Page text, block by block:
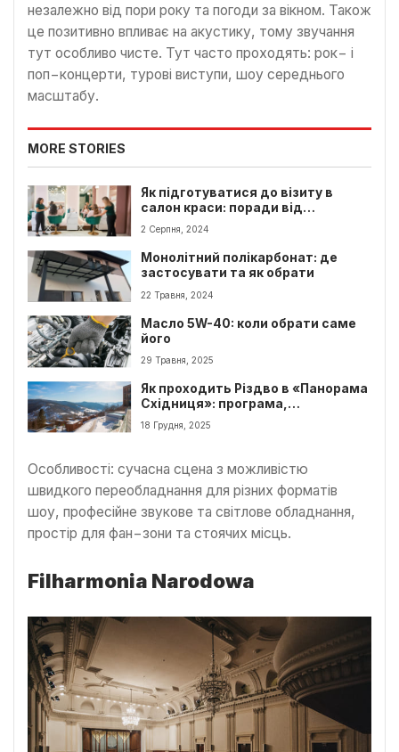
незалежно від пори року та погоди за вікном. Також
це позитивно впливає на акустику, тому звучання
тут особливо чисте. Тут часто проходять: рок− і
поп−концерти, турові виступи, шоу середнього
масштабу.
MORE STORIES
Як підготуватися до візиту в
салон краси: поради від
професіоналів
2 Серпня, 2024
Монолітний полікарбонат: де
застосувати та як обрати
22 Травня, 2024
Масло 5W-40: коли обрати саме
його
29 Травня, 2025
Як проходить Різдво в «Панорама
Східниця»: програма,
атмосфера, враження
18 Грудня, 2025
Особливості: сучасна сцена з можливістю
швидкого переобладнання для різних форматів
шоу, професійне звукове та світлове обладнання,
простір для фан−зони та стоячих місць.
Filharmonia Narodowa